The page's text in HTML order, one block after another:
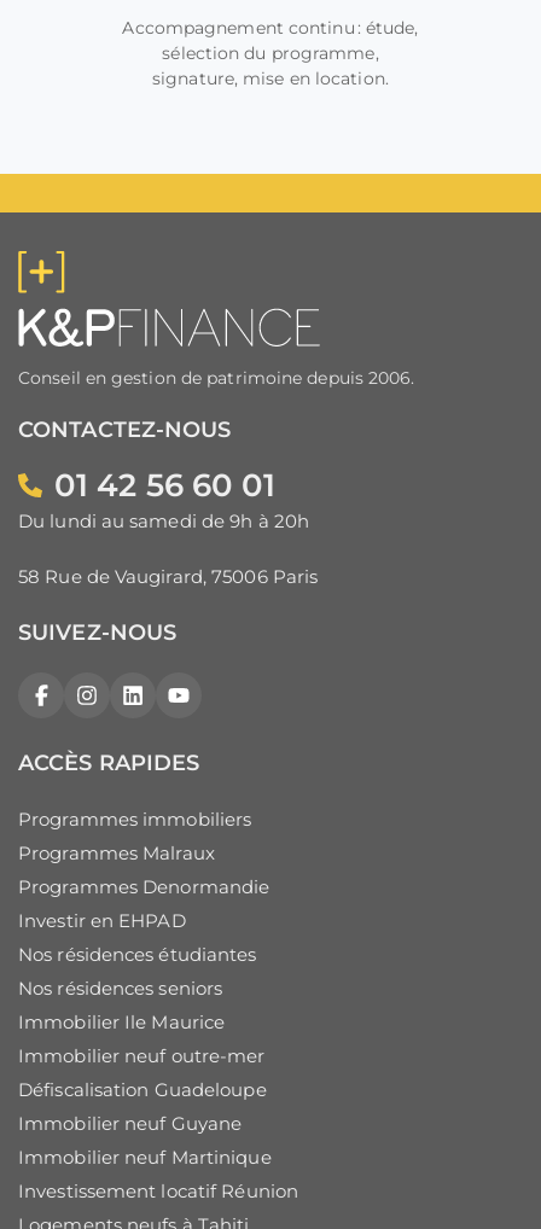
Accompagnement continu : étude,
sélection du programme,
signature, mise en location.
Conseil en gestion de patrimoine depuis 2006.
CONTACTEZ-NOUS
01 42 56 60 01
Du lundi au samedi de 9h à 20h
58 Rue de Vaugirard, 75006 Paris
SUIVEZ-NOUS
FacebookInstagram
LinkedInYouTube
ACCÈS RAPIDES
Programmes immobiliers
Programmes Malraux
Programmes Denormandie
Investir en EHPAD
Nos résidences étudiantes
Nos résidences seniors
Immobilier Ile Maurice
Immobilier neuf outre-mer
Défiscalisation Guadeloupe
Immobilier neuf Guyane
Immobilier neuf Martinique
Investissement locatif Réunion
Logements neufs à Tahiti